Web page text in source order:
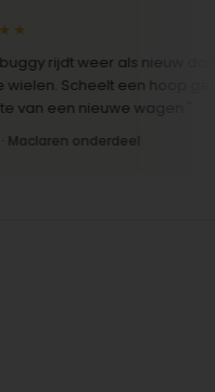
rijdt weer als nieuw dankzij
Scheelt een hoop geld ten
een nieuwe wagen."
onderdeel